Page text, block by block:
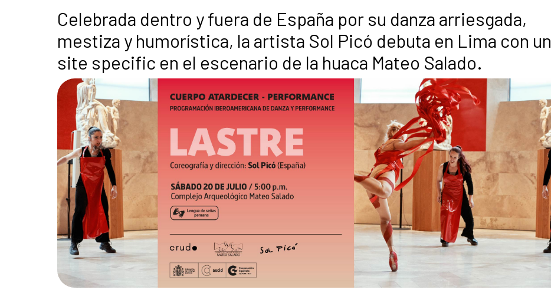
Celebrada dentro y fuera de España por su danza arriesgada,
mestiza y humorística, la artista Sol Picó debuta en Lima con un
site specific en el escenario de la huaca Mateo Salado.